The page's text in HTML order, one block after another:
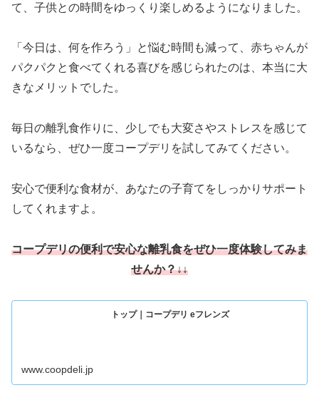
て、子供との時間をゆっくり楽しめるようになりました。
「今日は、何を作ろう」と悩む時間も減って、赤ちゃんが
パクパクと食べてくれる喜びを感じられたのは、本当に大
きなメリットでした。
毎日の離乳食作りに、少しでも大変さやストレスを感じて
いるなら、ぜひ一度コープデリを試してみてください。
安心で便利な食材が、あなたの子育てをしっかりサポート
してくれますよ。
コープデリの便利で安心な離乳食をぜひ一度体験してみま
せんか？↓↓
トップ｜コープデリ eフレンズ
www.coopdeli.jp